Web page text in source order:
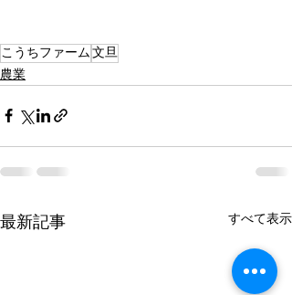
こうちファーム文旦
農業
最新記事 すべて表示